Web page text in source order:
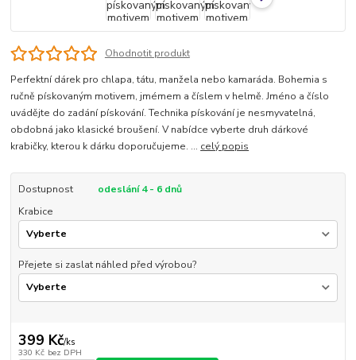
Ohodnotit produkt
Perfektní dárek pro chlapa, tátu, manžela nebo kamaráda. Bohemia s
ručně pískovaným motivem, jmémem a číslem v helmě. Jméno a číslo
uvádějte do zadání pískování. Technika pískování je nesmyvatelná,
obdobná jako klasické broušení. V nabídce vyberte druh dárkové
krabičky, kterou k dárku doporučujeme. ... celý popis
Dostupnost
odeslání 4 - 6 dnů
Krabice
Přejete si zaslat náhled před výrobou?
399 Kč/ks
330 Kč bez DPH